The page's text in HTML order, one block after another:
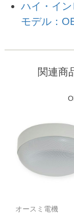
ハイ・イ
モデル：
関連商
オースミ電機